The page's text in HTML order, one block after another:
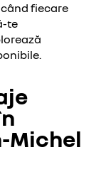
fiecare
te
Michel